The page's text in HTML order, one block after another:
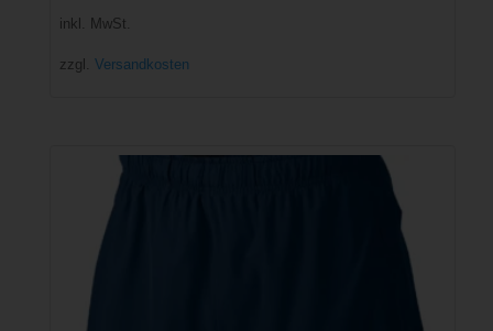
inkl. MwSt.
zzgl. Versandkosten